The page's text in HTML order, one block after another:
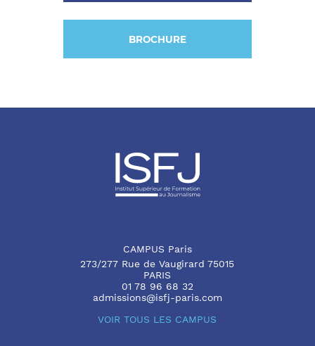
BROCHURE
CAMPUS Paris
273/277 Rue de Vaugirard 75015
PARIS
01 78 96 68 32
admissions@isfj-paris.com
VOIR TOUS LES CAMPUS